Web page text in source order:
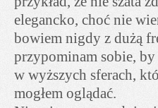
elegancko, choć nie
bowiem nigdy z dużą
przypominam sobie,
w wyższych sferach,
mogłem oglądać.